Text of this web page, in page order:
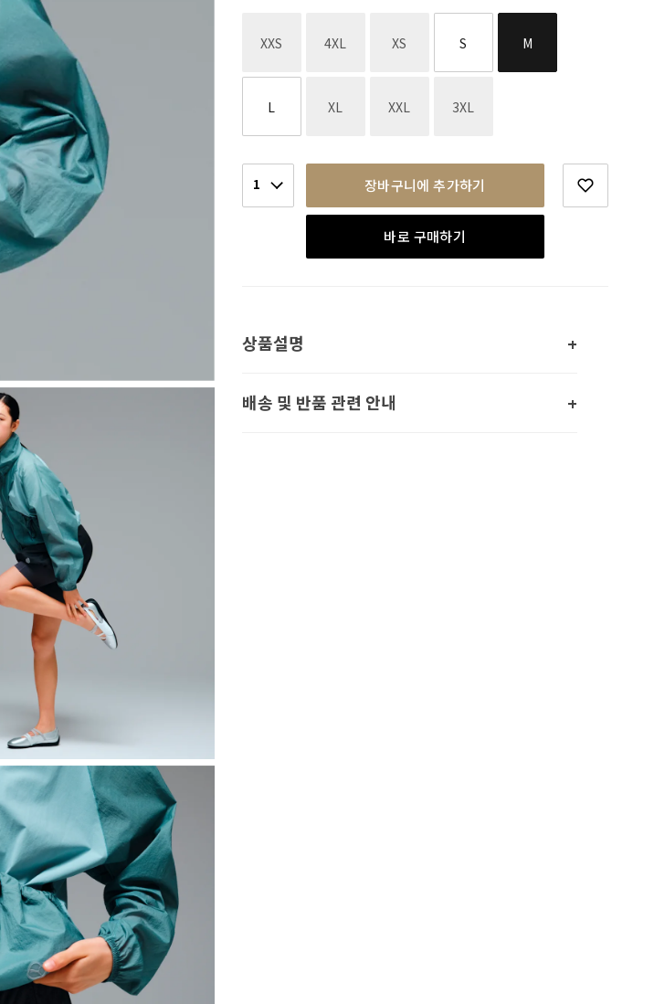
XXS 재고없음4XL 재고없음XS S M
L XL 재고없음XXL 재고없음3XL
1 장바구니에 추가하기
바로 구매하기
상품설명
배송 및 반품 관련 안내